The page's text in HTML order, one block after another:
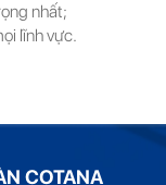
nhất;
lĩnh vực.
COTANA